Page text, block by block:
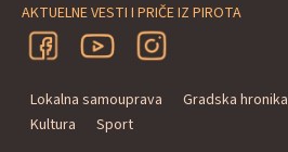
AKTUELNE VESTI I PRIČE IZ PIROTA
Lokalna samouprava Gradska hronika
Kultura
Sport